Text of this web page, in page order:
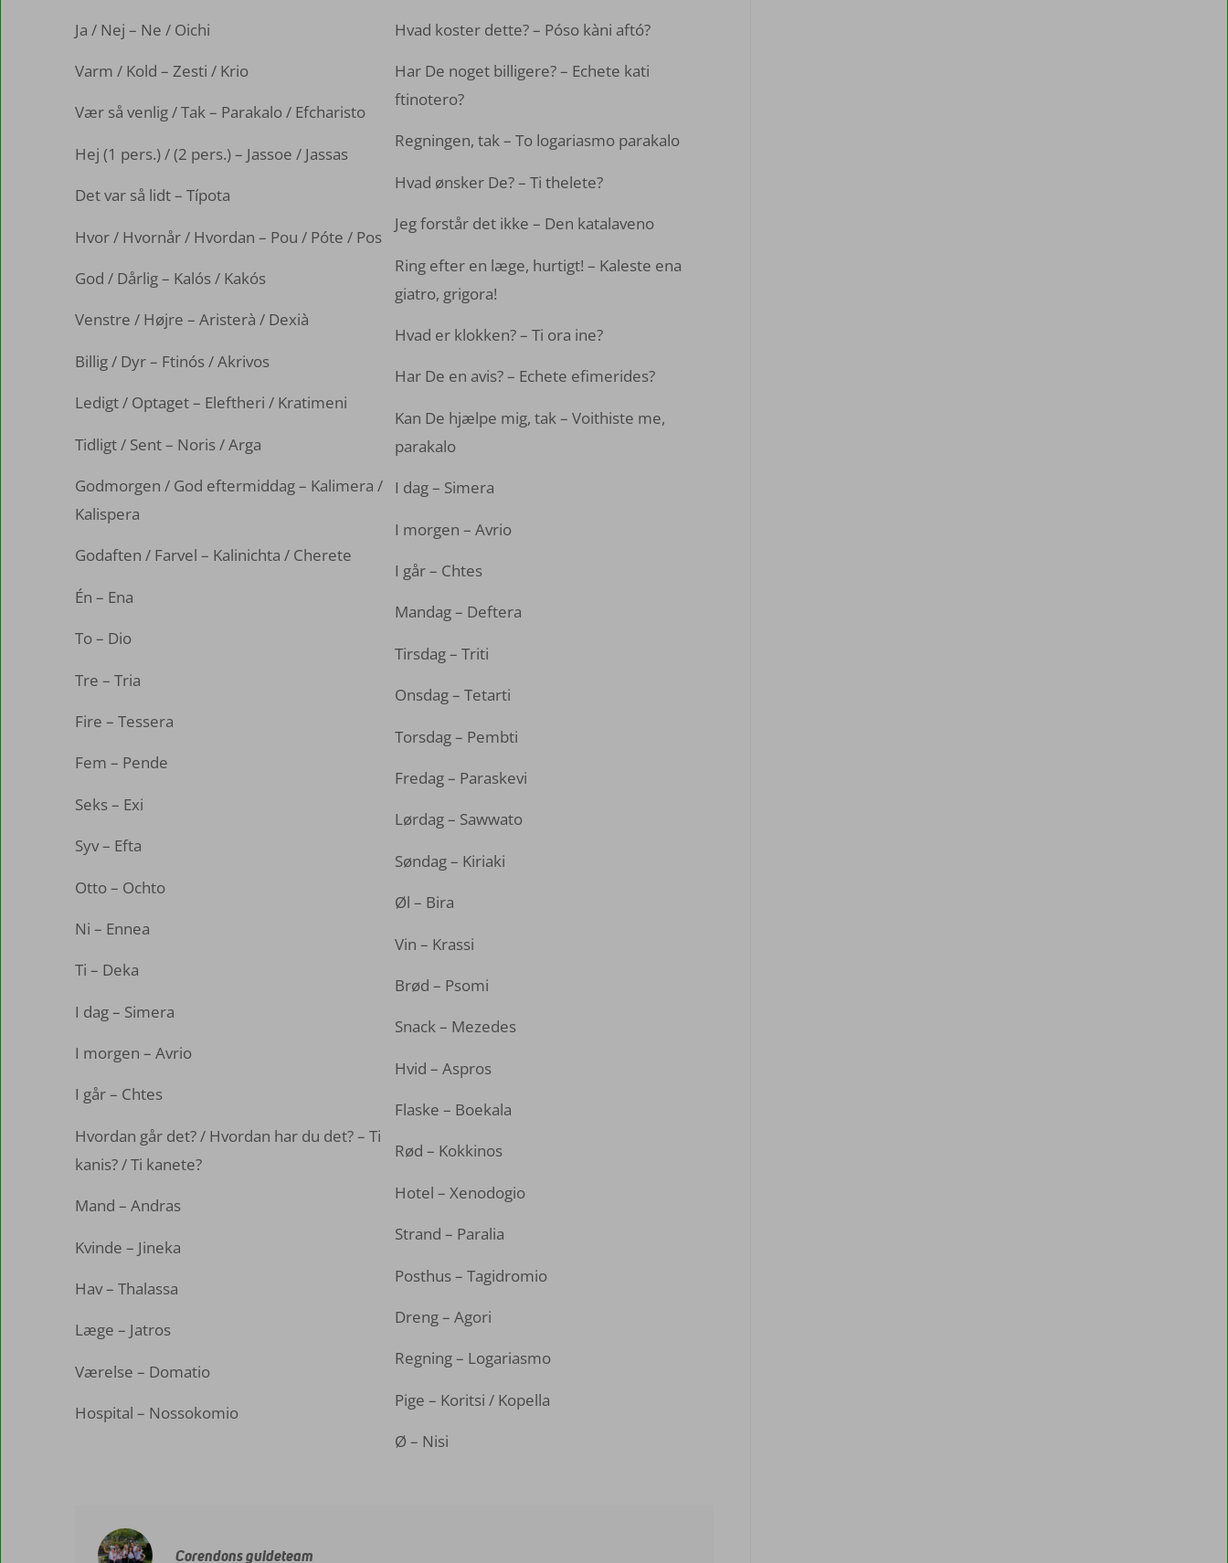
Ja / Nej – Ne / Oichi
Varm / Kold – Zesti / Krio
Vær så venlig / Tak – Parakalo / Efcharisto
Hej (1 pers.) / (2 pers.) – Jassoe / Jassas
Det var så lidt – Típota
Hvor / Hvornår / Hvordan – Pou / Póte / Pos
God / Dårlig – Kalós / Kakós
Venstre / Højre – Aristerà / Dexià
Billig / Dyr – Ftinós / Akrivos
Ledigt / Optaget – Eleftheri / Kratimeni
Tidligt / Sent – Noris / Arga
Godmorgen / God eftermiddag – Kalimera /
Kalispera
Godaften / Farvel – Kalinichta / Cherete
Én – Ena
To – Dio
Tre – Tria
Fire – Tessera
Fem – Pende
Seks – Exi
Syv – Efta
Otto – Ochto
Ni – Ennea
Ti – Deka
I dag – Simera
I morgen – Avrio
I går – Chtes
Hvordan går det? / Hvordan har du det? – Ti
kanis? / Ti kanete?
Mand – Andras
Kvinde – Jineka
Hav – Thalassa
Læge – Jatros
Værelse – Domatio
Hospital – Nossokomio
Hvad koster dette? – Póso kàni aftó?
Har De noget billigere? – Echete kati
ftinotero?
Regningen, tak – To logariasmo parakalo
Hvad ønsker De? – Ti thelete?
Jeg forstår det ikke – Den katalaveno
Ring efter en læge, hurtigt! – Kaleste ena
giatro, grigora!
Hvad er klokken? – Ti ora ine?
Har De en avis? – Echete efimerides?
Kan De hjælpe mig, tak – Voithiste me,
parakalo
I dag – Simera
I morgen – Avrio
I går – Chtes
Mandag – Deftera
Tirsdag – Triti
Onsdag – Tetarti
Torsdag – Pembti
Fredag – Paraskevi
Lørdag – Sawwato
Søndag – Kiriaki
Øl – Bira
Vin – Krassi
Brød – Psomi
Snack – Mezedes
Hvid – Aspros
Flaske – Boekala
Rød – Kokkinos
Hotel – Xenodogio
Strand – Paralia
Posthus – Tagidromio
Dreng – Agori
Regning – Logariasmo
Pige – Koritsi / Kopella
Ø – Nisi
Corendons guideteam